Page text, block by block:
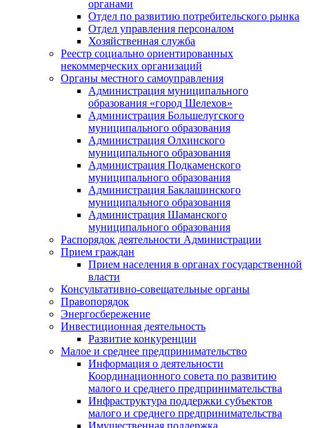
органами
Отдел по развитию потребительского рынка
Отдел управления персоналом
Хозяйственная служба
Реестр социально ориентированных
некоммерческих организаций
Органы местного самоуправления
Администрация муниципального
образования «город Шелехов»
Администрация Большелугского
муниципального образования
Администрация Олхинского
муниципального образования
Администрация Подкаменского
муниципального образования
Администрация Баклашинского
муниципального образования
Администрация Шаманского
муниципального образования
Распорядок деятельности Администрации
Прием граждан
Прием населения в органах государственной
власти
Консультативно-совещательные органы
Правопорядок
Энергосбережение
Инвестиционная деятельность
Развитие конкуренции
Малое и среднее предпринимательство
Информация о деятельности
Координационного совета по развитию
малого и среднего предпринимательства
Инфраструктура поддержки субъектов
малого и среднего предпринимательства
Имущественная поддержка